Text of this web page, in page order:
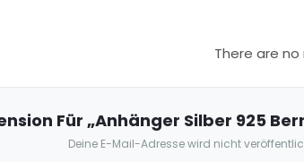
There are
Für „Anhänger Silber 925
Deine E-Mail-Adresse wird nicht